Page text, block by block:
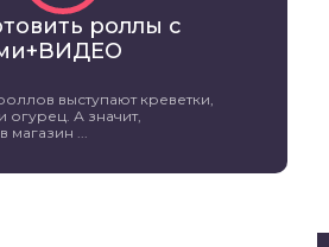
роллы с
выступают креветки,
огурец. А значит,
магазин ...